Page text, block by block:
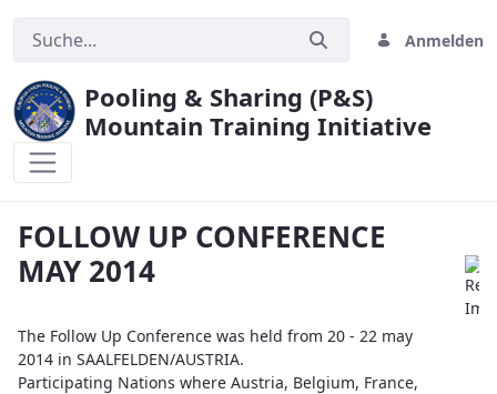
Anmelden
Pooling & Sharing (P&S)
Mountain Training Initiative
FOLLOW UP CONFERENCE
MAY 2014
The Follow Up Conference was held from 20 - 22 may
2014 in SAALFELDEN/AUSTRIA.
Participating Nations where Austria, Belgium, France,